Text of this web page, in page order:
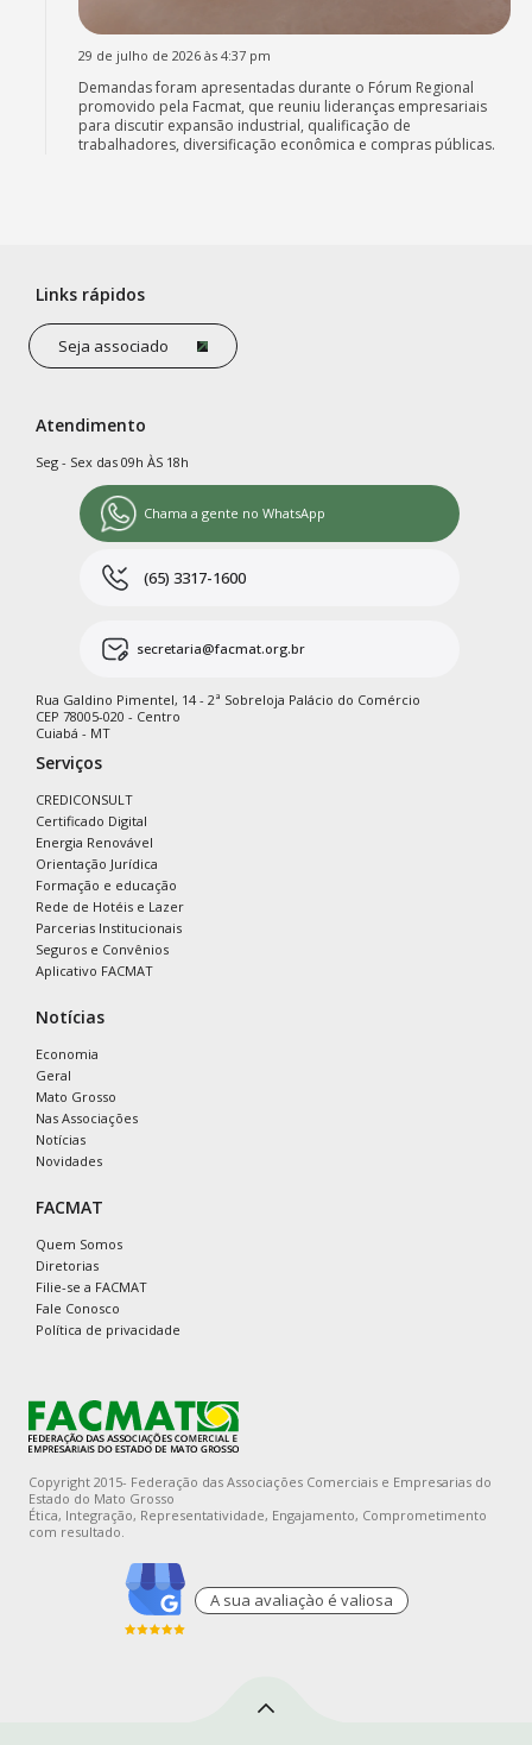
29 de julho de 2026 às 4:37 pm
Demandas foram apresentadas durante o Fórum Regional
promovido pela Facmat, que reuniu lideranças empresariais
para discutir expansão industrial, qualificação de
trabalhadores, diversificação econômica e compras públicas.
Links rápidos
Seja associado
Atendimento
Seg - Sex das 09h ÀS 18h
Chama a gente no WhatsApp
(65) 3317-1600
secretaria@facmat.org.br
Rua Galdino Pimentel, 14 - 2ª Sobreloja Palácio do Comércio
CEP 78005-020 - Centro
Cuiabá - MT
Serviços
CREDICONSULT
Certificado Digital
Energia Renovável
Orientação Jurídica
Formação e educação
Rede de Hotéis e Lazer
Parcerias Institucionais
Seguros e Convênios
Aplicativo FACMAT
Notícias
Economia
Geral
Mato Grosso
Nas Associações
Notícias
Novidades
FACMAT
Quem Somos
Diretorias
Filie-se a FACMAT
Fale Conosco
Política de privacidade
Copyright 2015- Federação das Associações Comerciais e Empresarias do
Estado do Mato Grosso
Ética, Integração, Representatividade, Engajamento, Comprometimento
com resultado.
A sua avaliaçào é valiosa